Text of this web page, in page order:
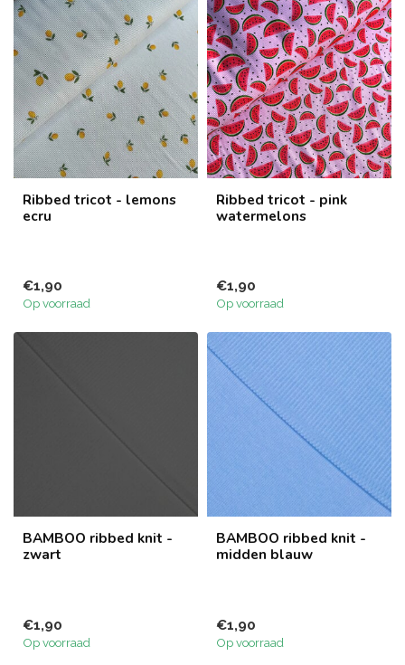
Ribbed tricot - lemons
ecru
€1,90
Op voorraad
Ribbed tricot - pink
watermelons
€1,90
Op voorraad
BAMBOO ribbed knit -
zwart
€1,90
Op voorraad
BAMBOO ribbed knit -
midden blauw
€1,90
Op voorraad